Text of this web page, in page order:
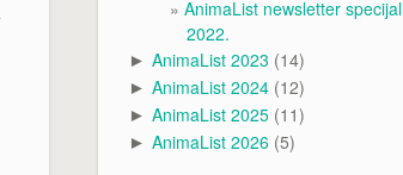
AnimaList newsletter specijal
2022.
► AnimaList 2023 (14)
► AnimaList 2024(12)
► AnimaList 2025(11)
► AnimaList 2026(5)